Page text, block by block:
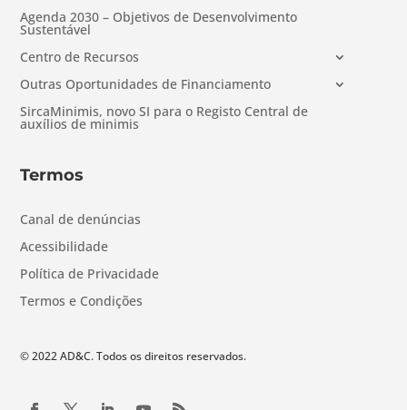
Agenda 2030 – Objetivos de Desenvolvimento
Sustentável
Centro de Recursos
Outras Oportunidades de Financiamento
SircaMinimis, novo SI para o Registo Central de
auxílios de minimis
Termos
Canal de denúncias
Acessibilidade
Política de Privacidade
Termos e Condições
© 2022 AD&C. Todos os direitos reservados.